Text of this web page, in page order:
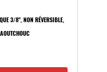
3/8", NON RÉVERSIBLE,